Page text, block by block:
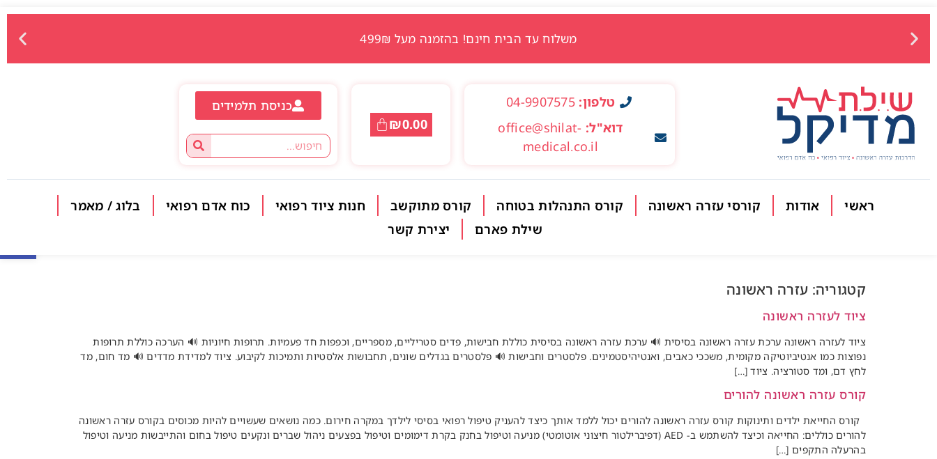
משלוח עד הבית חינם! בהזמנה מעל 499₪
טלפון: 04-9907575
דוא"ל: office@shilat-
medical.co.il
₪0.00
כניסת תלמידים
ראשי אודות קורסי עזרה ראשונה קורס התנהלות בטוחה קורס מתוקשב חנות ציוד רפואי כוח אדם רפואי
בלוג / מאמר
שילת פארם
יצירת קשר
קטגוריה: עזרה ראשונה
ציוד לעזרה ראשונה
ציוד לעזרה ראשונה ערכת עזרה ראשונה בסיסית 🔊 ערכת עזרה ראשונה בסיסית כוללת חבישות, פדים סטריליים, מספריים, וכפפות חד פעמיות. תרופות חיוניות 🔊 הערכה כוללת תרופות
נפוצות כמו אנטיביוטיקה מקומית, משככי כאבים, ואנטיהיסטמינים. פלסטרים וחבישות 🔊 פלסטרים בגדלים שונים, תחבושות אלסטיות ותמיכות לקיבוע. ציוד למדידת מדדים 🔊 מד חום, מד
לחץ דם, ומד סטורציה. ציוד […]
קורס עזרה ראשונה להורים
קורס החייאת ילדים ותינוקות קורס עזרה ראשונה להורים יכול ללמד אותך כיצד להעניק טיפול רפואי בסיסי לילדך במקרה חירום. כמה נושאים שעשויים להיות מכוסים בקורס עזרה ראשונה
להורים כוללים: החייאה וכיצד להשתמש ב- AED (דפיברילטור חיצוני אוטומטי) מניעה וטיפול בחנק בקרת דימומים וטיפול בפצעים ניהול שברים ונקעים טיפול בחום והתייבשות מניעה וטיפול
בהרעלה התקפים […]